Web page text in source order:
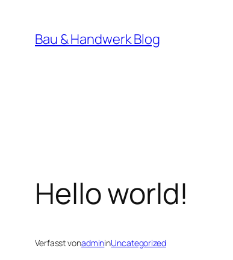
Inhalt
springen
Bau & Handwerk Blog
Hello world!
Verfasst vonadmininUncategorized